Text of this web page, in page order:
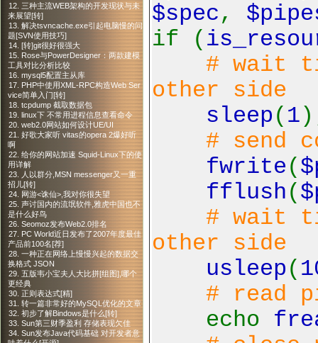
12. 三种主流WEB架构的开发现状与未
来展望[转]
13. 解决tsvncache.exe引起电脑慢的问
题[SVN使用技巧]
14. [转]git很好很强大
15. Rose与PowerDesigner：两款建模
工具对比分析比较
16. mysql5配置主从库
17. PHP中使用XML-RPC构造Web Ser
vice简单入门[转]
18. tcpdump 截取数据包
19. linux下 不常用进程信息查看命令
20. web2.0网站如何设计UE/UI
21. 好歌大家听 vitas的opera 2爆好听
啊
22. 给你的网站加速 Squid-Linux下的使
用详解
23. 人以群分,MSN messenger又一重
招儿[转]
24. 网游<诛仙>,我对你很失望
25. 声讨国内的流氓软件,雅虎中国也不
是什么好鸟
26. Seomoz发布Web2.0排名
27. PC World近日发布了2007年度最佳
产品前100名[荐]
28. 一种正在网络上慢慢兴起的数据交
换格式 JSON
29. 五版韦小宝夫人大比拼[组图],哪个
更经典
30. 正则表达式[精]
31. 转一篇非常好的MySQL优化的文章
32. 初步了解Bindows是什么[转]
33. Sun第三财季盈利 存储表现欠佳
34. Sun发布Java代码基础 对开发者意
$spec,
if (
# wait
other side
sleep( 1
# send
fwrite(
fflush(
# wait
other side
usleep(
# read
echo